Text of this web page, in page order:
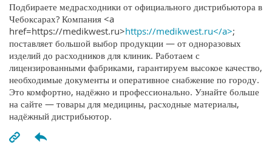
Подбираете медрасходники от официального дистрибьютора в
Чебоксарах? Компания <a
href=https://medikwest.ru>https://medikwest.ru</a>;
поставляет большой выбор продукции — от одноразовых
изделий до расходников для клиник. Работаем с
лицензированными фабриками, гарантируем высокое качество,
необходимые документы и оперативное снабжение по городу.
Это комфортно, надёжно и профессионально. Узнайте больше
на сайте — товары для медицины, расходные материалы,
надёжный дистрибьютор.